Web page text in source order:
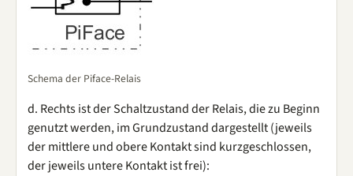
Schema der Piface-Relais
d. Rechts ist der Schaltzustand der Relais, die zu Beginn
genutzt werden, im Grundzustand dargestellt (jeweils
der mittlere und obere Kontakt sind kurzgeschlossen,
der jeweils untere Kontakt ist frei):